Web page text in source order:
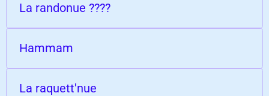
La randonue ????
Hammam
La raquett'nue